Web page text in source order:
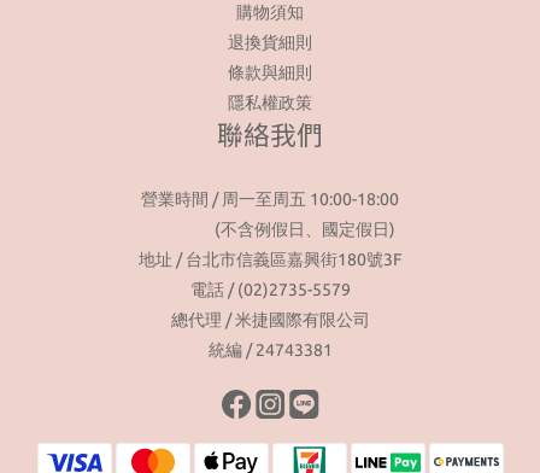
購物須知
退換貨細則
條款與細則
隱私權政策
聯絡我們
營業時間 / 周一至周五 10:00-18:00
(不含例假日、國定假日)
地址 / 台北市信義區嘉興街180號3F
電話 / (02)2735-5579
總代理 / 米捷國際有限公司
統編 / 24743381